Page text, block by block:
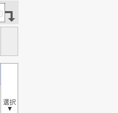
選択
▼